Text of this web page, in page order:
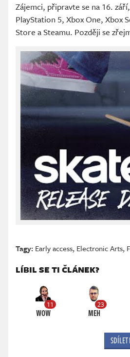
Zájemci, připravte se na 16.
PlayStation 5, Xbox One, Xbox
Store a Steamu. Později se
Tagy: Early access, Electronic Arts,
LÍBIL SE TI ČLÁNEK?
11
WOW
23
MEH
SDÍLET